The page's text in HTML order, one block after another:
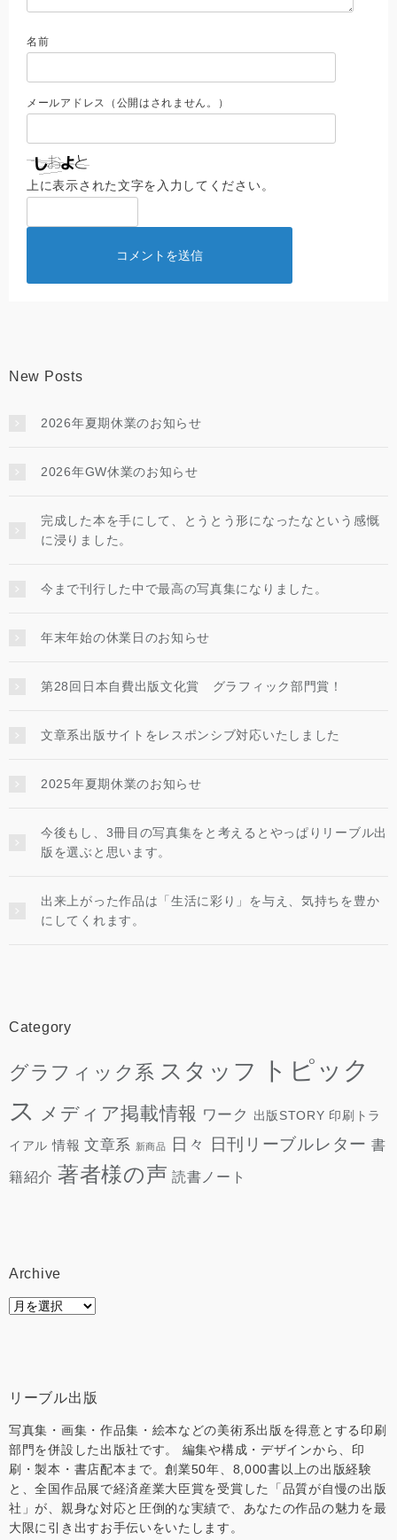
名前
メールアドレス（公開はされません。）
上に表示された文字を入力してください。
New Posts
2026年夏期休業のお知らせ
2026年GW休業のお知らせ
完成した本を手にして、とうとう形になったなという感慨
に浸りました。
今まで刊行した中で最高の写真集になりました。
年末年始の休業日のお知らせ
第28回日本自費出版文化賞 グラフィック部門賞！
文章系出版サイトをレスポンシブ対応いたしました
2025年夏期休業のお知らせ
今後もし、3冊目の写真集をと考えるとやっぱりリーブル出
版を選ぶと思います。
出来上がった作品は「生活に彩り」を与え、気持ちを豊か
にしてくれます。
Category
グラフィック系 スタッフ
トピック
ス メディア掲載情報 ワーク 出版STORY 印刷トラ
イアル 情報 文章系 新商品 日々 日刊リーブルレター 書
籍紹介 著者様の声 読書ノート
Archive
Archive
リーブル出版
写真集・画集・作品集・絵本などの美術系出版を得意とする印刷
部門を併設した出版社です。 編集や構成・デザインから、印
刷・製本・書店配本まで。創業50年、8,000書以上の出版経験
と、全国作品展で経済産業大臣賞を受賞した「品質が自慢の出版
社」が、親身な対応と圧倒的な実績で、あなたの作品の魅力を最
大限に引き出すお手伝いをいたします。